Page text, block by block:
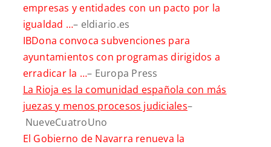
empresas y entidades con un pacto por la
igualdad …– eldiario.es
IBDona convoca subvenciones para
ayuntamientos con programas dirigidos a
erradicar la …– Europa Press
La Rioja es la comunidad española con más
juezas y menos procesos judiciales–
NueveCuatroUno
El Gobierno de Navarra renueva la